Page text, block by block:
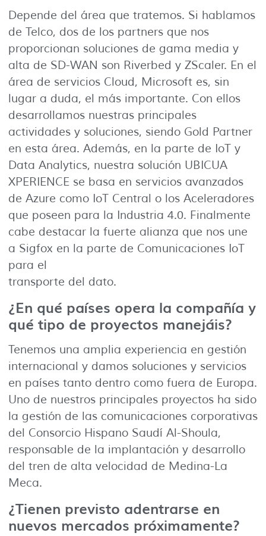
Depende del área que tratemos. Si hablamos
de Telco, dos de los partners que nos
proporcionan soluciones de gama media y
alta de SD-WAN son Riverbed y ZScaler. En el
área de servicios Cloud, Microsoft es, sin
lugar a duda, el más importante. Con ellos
desarrollamos nuestras principales
actividades y soluciones, siendo Gold Partner
en esta área. Además, en la parte de IoT y
Data Analytics, nuestra solución UBICUA
XPERIENCE se basa en servicios avanzados
de Azure como IoT Central o los Aceleradores
que poseen para la Industria 4.0. Finalmente
cabe destacar la fuerte alianza que nos une
a Sigfox en la parte de Comunicaciones IoT
para el
transporte del dato.
¿En qué países opera la compañía y
qué tipo de proyectos manejáis?
Tenemos una amplia experiencia en gestión
internacional y damos soluciones y servicios
en países tanto dentro como fuera de Europa.
Uno de nuestros principales proyectos ha sido
la gestión de las comunicaciones corporativas
del Consorcio Hispano Saudí Al-Shoula,
responsable de la implantación y desarrollo
del tren de alta velocidad de Medina-La
Meca.
¿Tienen previsto adentrarse en
nuevos mercados próximamente?